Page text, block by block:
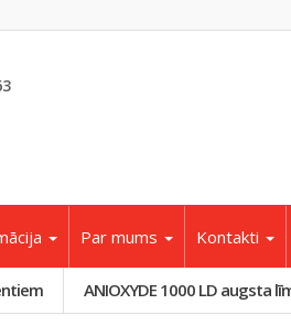
Par mums Kontakti
ANIOXYDE 1000 LD augsta